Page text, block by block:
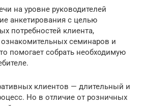
на уровне руководителей
анкетирования с целью
потребностей клиента,
семинаров и
помогает собрать необходимую
клиентов — длительный и
Но в отличие от розничных